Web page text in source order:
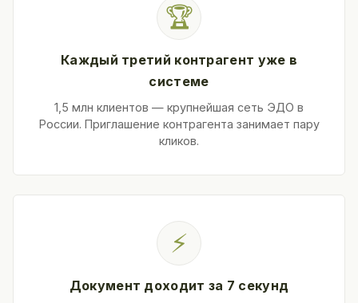
🏆
Каждый третий контрагент уже в
системе
1,5 млн клиентов — крупнейшая сеть ЭДО в
России. Приглашение контрагента занимает пару
кликов.
⚡
Документ доходит за 7 секунд